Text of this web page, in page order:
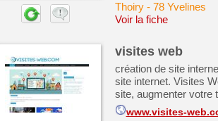
Thoiry- 78 Yvelines
Voir la fiche
visites web
création de site
site internet. Visites
site, augmenter votre
www.visites-